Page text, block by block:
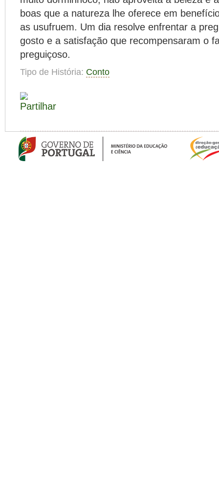
boas que a natureza lhe oferece em
as usufruem. Um dia resolve enfrentar a
gosto e a satisfação que recompensaram o
preguiçoso.
Tipo de História: Conto